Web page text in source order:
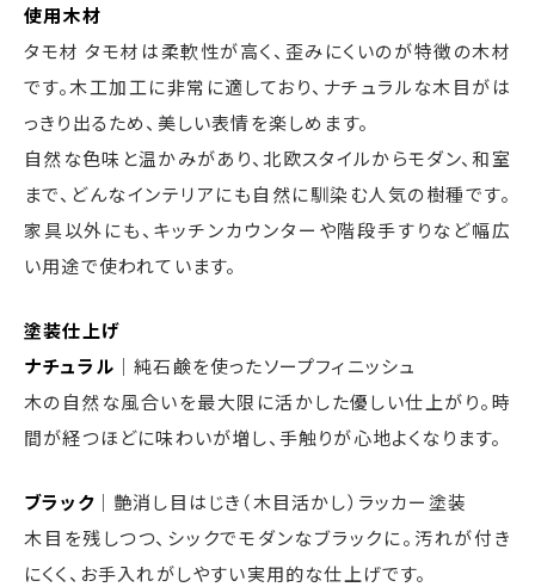
使用木材
タモ材 タモ材は柔軟性が高く、歪みにくいのが特徴の木材
です。木工加工に非常に適しており、ナチュラルな木目がは
っきり出るため、美しい表情を楽しめます。
自然な色味と温かみがあり、北欧スタイルからモダン、和室
まで、どんなインテリアにも自然に馴染む人気の樹種です。
家具以外にも、キッチンカウンターや階段手すりなど幅広
い用途で使われています。
塗装仕上げ
ナチュラル ｜純石鹸を使ったソープフィニッシュ
木の自然な風合いを最大限に活かした優しい仕上がり。時
間が経つほどに味わいが増し、手触りが心地よくなります。
ブラック｜艶消し目はじき（木目活かし）ラッカー塗装
木目を残しつつ、シックでモダンなブラックに。汚れが付き
にくく、お手入れがしやすい実用的な仕上げです。